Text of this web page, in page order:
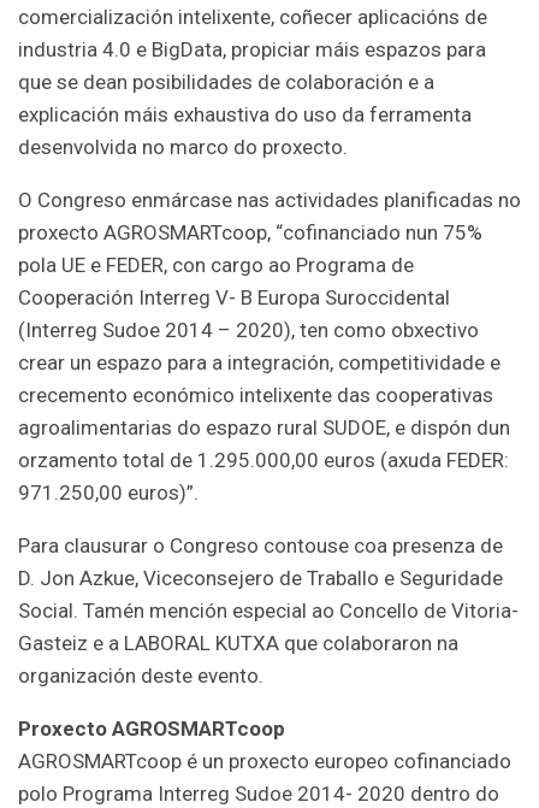
comercialización intelixente, coñecer aplicacións de
industria 4.0 e BigData, propiciar máis espazos para
que se dean posibilidades de colaboración e a
explicación máis exhaustiva do uso da ferramenta
desenvolvida no marco do proxecto.
O Congreso enmárcase nas actividades planificadas no
proxecto AGROSMARTcoop, “cofinanciado nun 75%
pola UE e FEDER, con cargo ao Programa de
Cooperación Interreg V- B Europa Suroccidental
(Interreg Sudoe 2014 – 2020), ten como obxectivo
crear un espazo para a integración, competitividade e
crecemento económico intelixente das cooperativas
agroalimentarias do espazo rural SUDOE, e dispón dun
orzamento total de 1.295.000,00 euros (axuda FEDER:
971.250,00 euros)”.
Para clausurar o Congreso contouse coa presenza de
D. Jon Azkue, Viceconsejero de Traballo e Seguridade
Social. Tamén mención especial ao Concello de Vitoria-
Gasteiz e a LABORAL KUTXA que colaboraron na
organización deste evento.
Proxecto AGROSMARTcoop
AGROSMARTcoop é un proxecto europeo cofinanciado
polo Programa Interreg Sudoe 2014- 2020 dentro do